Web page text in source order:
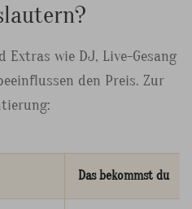
Extras wie DJ, Live-Gesang
den Preis. Zur
Das bekommst du